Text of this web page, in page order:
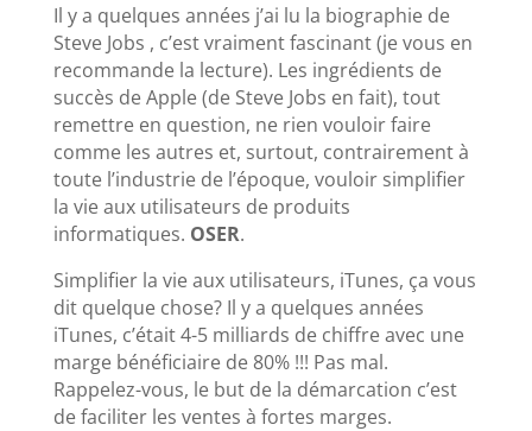
Il y a quelques années j’ai lu la biographie de
Steve Jobs , c’est vraiment fascinant (je vous en
recommande la lecture). Les ingrédients de
succès de Apple (de Steve Jobs en fait), tout
remettre en question, ne rien vouloir faire
comme les autres et, surtout, contrairement à
toute l’industrie de l’époque, vouloir simplifier
la vie aux utilisateurs de produits
informatiques. OSER.
Simplifier la vie aux utilisateurs, iTunes, ça vous
dit quelque chose? Il y a quelques années
iTunes, c’était 4-5 milliards de chiffre avec une
marge bénéficiaire de 80% !!! Pas mal.
Rappelez-vous, le but de la démarcation c’est
de faciliter les ventes à fortes marges.